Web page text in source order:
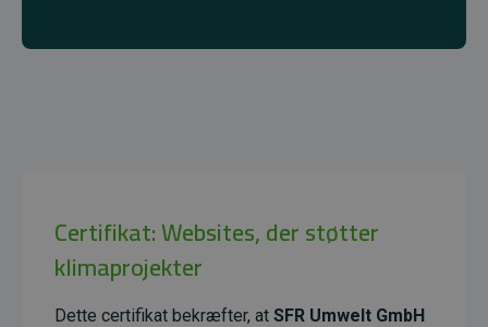
Certifikat: Websites, der støtter
klimaprojekter
Dette certifikat bekræfter, at SFR Umwelt GmbH